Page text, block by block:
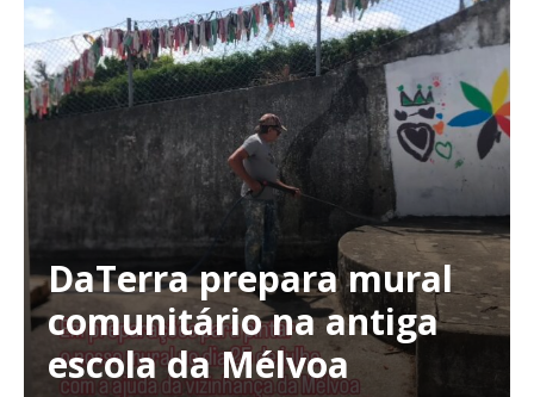
DaTerra prepara mural
comunitário na antiga
escola da Mélvoa